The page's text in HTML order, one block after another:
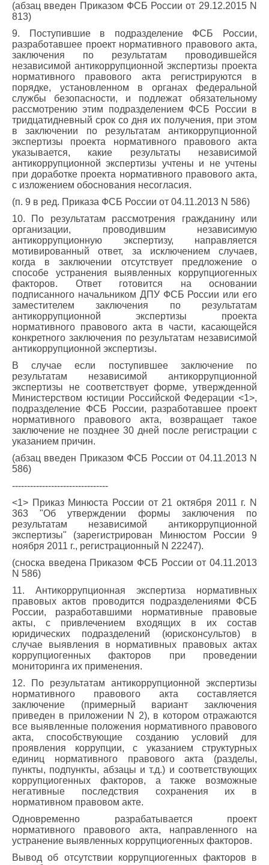
(абзац введен Приказом ФСБ России от 29.12.2015 N
813)
9. Поступившие в подразделение ФСБ России,
разработавшее проект нормативного правового акта,
заключения по результатам проводившейся
независимой антикоррупционной экспертизы проекта
нормативного правового акта регистрируются в
порядке, установленном в органах федеральной
службы безопасности, и подлежат обязательному
рассмотрению этим подразделением ФСБ России в
тридцатидневный срок со дня их получения, при этом
в заключении по результатам антикоррупционной
экспертизы проекта нормативного правового акта
указывается, какие результаты независимой
антикоррупционной экспертизы учтены и не учтены
при доработке проекта нормативного правового акта,
с изложением обоснования несогласия.
(п. 9 в ред. Приказа ФСБ России от 04.11.2013 N 586)
10. По результатам рассмотрения гражданину или
организации, проводившим независимую
антикоррупционную экспертизу, направляется
мотивированный ответ, за исключением случаев,
когда в заключении отсутствует предложение о
способе устранения выявленных коррупциогенных
факторов. Ответ готовится на основании
подписанного начальником ДПУ ФСБ России или его
заместителем заключения по результатам
антикоррупционной экспертизы проекта
нормативного правового акта в части, касающейся
конкретного заключения по результатам независимой
антикоррупционной экспертизы.
В случае если поступившее заключение по
результатам независимой антикоррупционной
экспертизы не соответствует форме, утвержденной
Министерством юстиции Российской Федерации <1>,
подразделение ФСБ России, разработавшее проект
нормативного правового акта, возвращает такое
заключение не позднее 30 дней после регистрации с
указанием причин.
(абзац введен Приказом ФСБ России от 04.11.2013 N
586)
--------------------------------
<1> Приказ Минюста России от 21 октября 2011 г. N
363 "Об утверждении формы заключения по
результатам независимой антикоррупционной
экспертизы" (зарегистрирован Минюстом России 9
ноября 2011 г., регистрационный N 22247).
(сноска введена Приказом ФСБ России от 04.11.2013
N 586)
11. Антикоррупционная экспертиза нормативных
правовых актов проводится подразделениями ФСБ
России, разработавшими нормативные правовые
акты, с привлечением входящих в их состав
юридических подразделений (юрисконсультов) в
случае выявления в нормативных правовых актах
коррупциогенных факторов при проведении
мониторинга их применения.
12. По результатам антикоррупционной экспертизы
нормативного правового акта составляется
заключение (примерный вариант заключения
приведен в приложении N 2), в котором отражаются
все выявленные положения нормативного правового
акта, способствующие созданию условий для
проявления коррупции, с указанием структурных
единиц нормативного правового акта (разделы,
пункты, подпункты, абзацы и т.д.) и соответствующих
коррупциогенных факторов, а также возможные
негативные последствия сохранения их в
нормативном правовом акте.
Одновременно разрабатывается проект
нормативного правового акта, направленного на
устранение выявленных коррупциогенных факторов.
Вывод об отсутствии коррупциогенных факторов в